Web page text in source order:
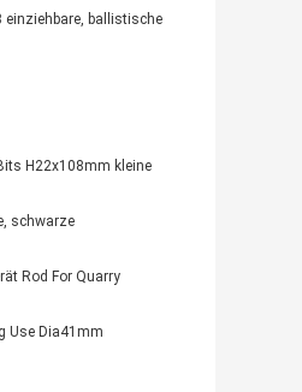
einziehbare, ballistische
H22x108mm kleine
schwarze
Rod For Quarry
Use Dia41mm